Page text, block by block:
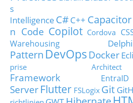
s
Intelligence C#C++ Capacitor
n Code Copilot Cordova
Warehousing
Delphi
Pattern DevOps Docker
prise Architect
Framework
EntraID
Server Flutter FSLogix Git